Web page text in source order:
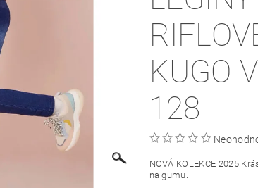
KUGO
128
NOVÁ KOLEKCE
na gumu.